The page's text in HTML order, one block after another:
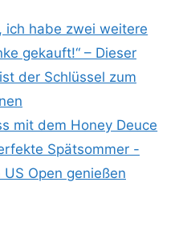
ich habe zwei weitere
gekauft!“ – Dieser
der Schlüssel zum
mit dem Honey Deuce
Spätsommer -
Open genießen